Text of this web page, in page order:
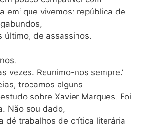
em: que vivemos: república de
último, de assassinos.
vezes. Reunimo-nos sempre.’
trocamos alguns
sobre Xavier Marques. Foi
Não sou dado,
dé trabalhos de crítica literária